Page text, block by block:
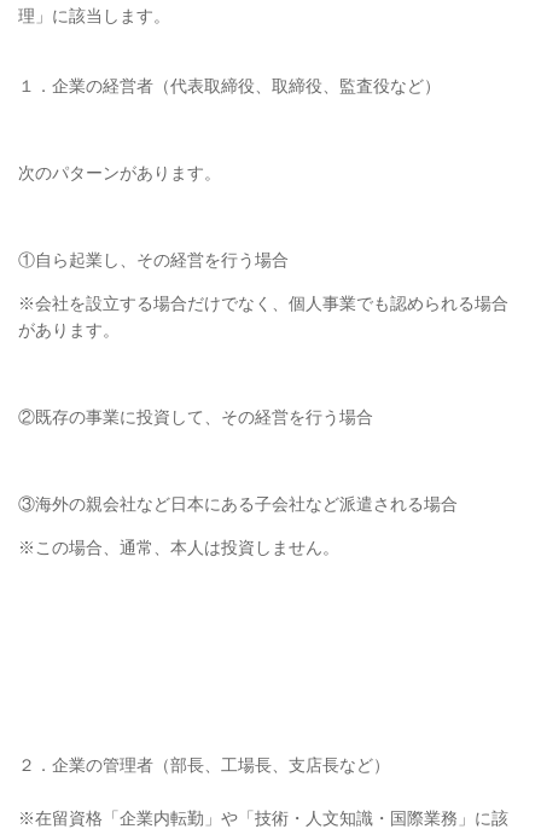
理」に該当します。
１．企業の経営者（代表取締役、取締役、監査役など）
次のパターンがあります。
①自ら起業し、その経営を行う場合
※会社を設立する場合だけでなく、個人事業でも認められる場合
があります。
②既存の事業に投資して、その経営を行う場合
③海外の親会社など日本にある子会社など派遣される場合
※この場合、通常、本人は投資しません。
２．企業の管理者（部長、工場長、支店長など）
※在留資格「企業内転勤」や「技術・人文知識・国際業務」に該